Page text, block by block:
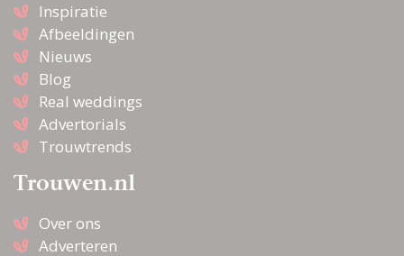
Inspiratie
Afbeeldingen
Nieuws
Blog
Real weddings
Advertorials
Trouwtrends
Trouwen.nl
Over ons
Adverteren